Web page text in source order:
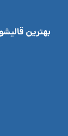
بهترین